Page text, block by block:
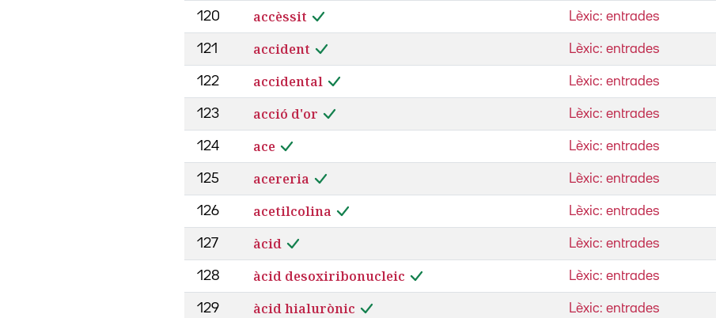
120 accèssit Lèxic: entrades
121 accident Lèxic: entrades
122 accidental Lèxic: entrades
123 acció d'or Lèxic: entrades
124 ace Lèxic: entrades
125 acereria Lèxic: entrades
126 acetilcolina Lèxic: entrades
127 àcid Lèxic: entrades
128 àcid desoxiribonucleic Lèxic: entrades
129 àcid hialurònic Lèxic: entrades